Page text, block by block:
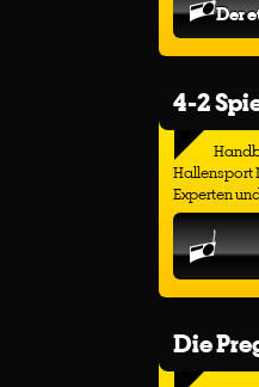
Der
4-2
Hallensport
Experten
Die